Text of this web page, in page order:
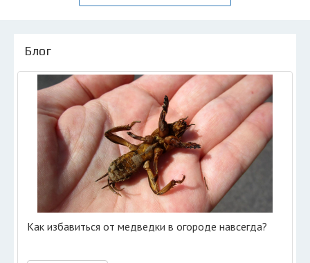
Блог
Как избавиться от медведки в огороде навсегда?